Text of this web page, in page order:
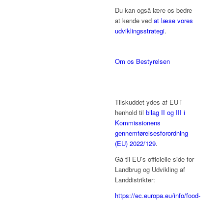
Du kan også lære os bedre
at kende vedat læse vores
udviklingsstrategi.
Om os Bestyrelsen
Tilskuddet ydes af EU i
henhold tilbilag II og III i
Kommissionens
gennemførelsesforordning
(EU) 2022/129.
Gå til EU’s officielle side for
Landbrug og Udvikling af
Landdistrikter:
https://ec.europa.eu/info/food-